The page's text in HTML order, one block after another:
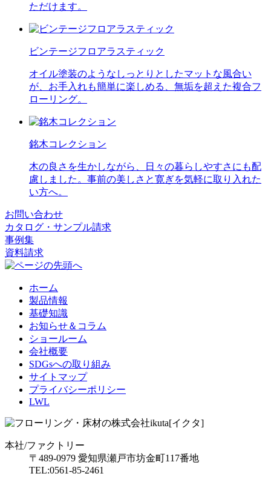
ただけます。
ビンテージフロアラスティック
オイル塗装のようなしっとりとしたマットな風合い
が、お手入れも簡単に楽しめる、無垢を超えた複合フ
ローリング。
銘木コレクション
木の良さを生かしながら、日々の暮らしやすさにも配
慮しました。事前の美しさと寛ぎを気軽に取り入れた
い方へ。
お問い合わせ
カタログ・サンプル請求
事例集
資料請求
ホーム
製品情報
基礎知識
お知らせ＆コラム
ショールーム
会社概要
SDGsへの取り組み
サイトマップ
プライバシーポリシー
LWL
本社/ファクトリー
〒489-0979 愛知県瀬戸市坊金町117番地
TEL:0561-85-2461